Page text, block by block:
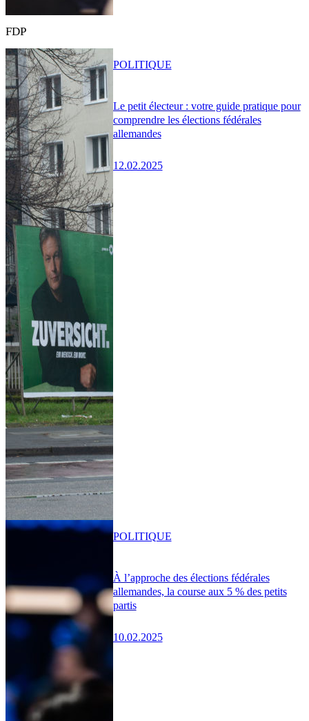
FDP
Le petit électeur : votre guide pratique pour
comprendre les élections fédérales
allemandes
12.02.2025
POLITIQUE
À l’approche des élections fédérales
allemandes, la course aux 5 % des petits
partis
10.02.2025
POLITIQUE